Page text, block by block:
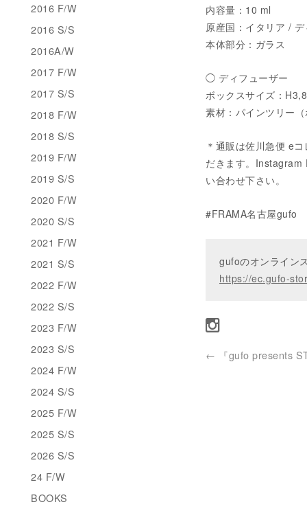
内容量：10 ml
原産国：イタリア /
本体部分：ガラス
◯ ディフューザー
ボックスサイズ：
素材：パインツリー
＊通販は佐川急便 e
だきます。
い合わせ下さい。
#FRAMA名古屋gufo
gufoのオンライン
https://ec.gufo-
← 『gufo presents
2016 F/W
2016 S/S
2016A/W
2017 F/W
2017 S/S
2018 F/W
2018 S/S
2019 F/W
2019 S/S
2020 F/W
2020 S/S
2021 F/W
2021 S/S
2022 F/W
2022 S/S
2023 F/W
2023 S/S
2024 F/W
2024 S/S
2025 F/W
2025 S/S
2026 S/S
24 F/W
BOOKS